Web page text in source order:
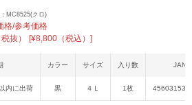
MC8525(クロ)
格/参考価格
税抜） [¥8,800（税込）]
カラー サイズ 入り数 JAN
内に出荷 黒 ４Ｌ 1枚